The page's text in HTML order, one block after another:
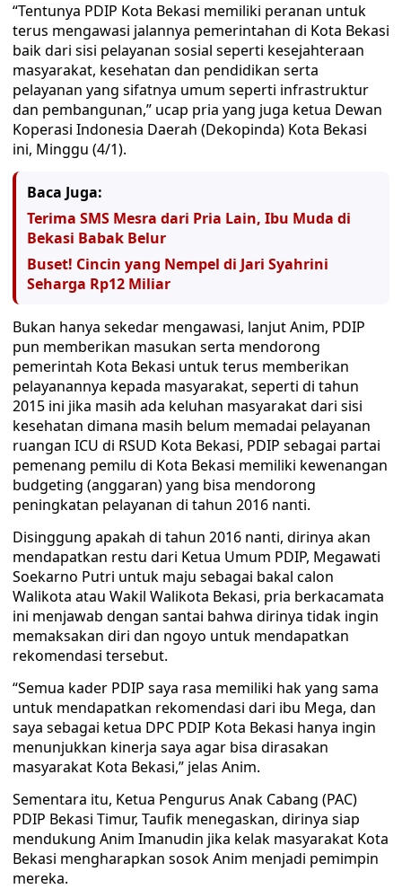
“Tentunya PDIP Kota Bekasi memiliki peranan untuk
terus mengawasi jalannya pemerintahan di Kota Bekasi
baik dari sisi pelayanan sosial seperti kesejahteraan
masyarakat, kesehatan dan pendidikan serta
pelayanan yang sifatnya umum seperti infrastruktur
dan pembangunan,” ucap pria yang juga ketua Dewan
Koperasi Indonesia Daerah (Dekopinda) Kota Bekasi
ini, Minggu (4/1).
Baca Juga:
Terima SMS Mesra dari Pria Lain, Ibu Muda di
Bekasi Babak Belur
Buset! Cincin yang Nempel di Jari Syahrini
Seharga Rp12 Miliar
Bukan hanya sekedar mengawasi, lanjut Anim, PDIP
pun memberikan masukan serta mendorong
pemerintah Kota Bekasi untuk terus memberikan
pelayanannya kepada masyarakat, seperti di tahun
2015 ini jika masih ada keluhan masyarakat dari sisi
kesehatan dimana masih belum memadai pelayanan
ruangan ICU di RSUD Kota Bekasi, PDIP sebagai partai
pemenang pemilu di Kota Bekasi memiliki kewenangan
budgeting (anggaran) yang bisa mendorong
peningkatan pelayanan di tahun 2016 nanti.
Disinggung apakah di tahun 2016 nanti, dirinya akan
mendapatkan restu dari Ketua Umum PDIP, Megawati
Soekarno Putri untuk maju sebagai bakal calon
Walikota atau Wakil Walikota Bekasi, pria berkacamata
ini menjawab dengan santai bahwa dirinya tidak ingin
memaksakan diri dan ngoyo untuk mendapatkan
rekomendasi tersebut.
“Semua kader PDIP saya rasa memiliki hak yang sama
untuk mendapatkan rekomendasi dari ibu Mega, dan
saya sebagai ketua DPC PDIP Kota Bekasi hanya ingin
menunjukkan kinerja saya agar bisa dirasakan
masyarakat Kota Bekasi,” jelas Anim.
Sementara itu, Ketua Pengurus Anak Cabang (PAC)
PDIP Bekasi Timur, Taufik menegaskan, dirinya siap
mendukung Anim Imanudin jika kelak masyarakat Kota
Bekasi mengharapkan sosok Anim menjadi pemimpin
mereka.